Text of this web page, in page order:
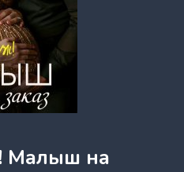
Малыш на